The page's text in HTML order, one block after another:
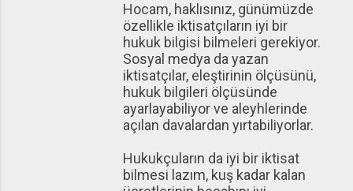
Hocam, haklısınız, günümüzde
özellikle iktisatçıların iyi bir
hukuk bilgisi bilmeleri gerekiyor.
Sosyal medya da yazan
iktisatçılar, eleştirinin ölçüsünü,
hukuk bilgileri ölçüsünde
ayarlayabiliyor ve aleyhlerinde
açılan davalardan yırtabiliyorlar.
Hukukçuların da iyi bir iktisat
bilmesi lazım, kuş kadar kalan